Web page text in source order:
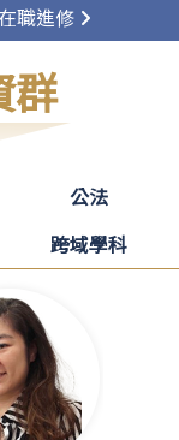
職進修
群
公法
跨域學科